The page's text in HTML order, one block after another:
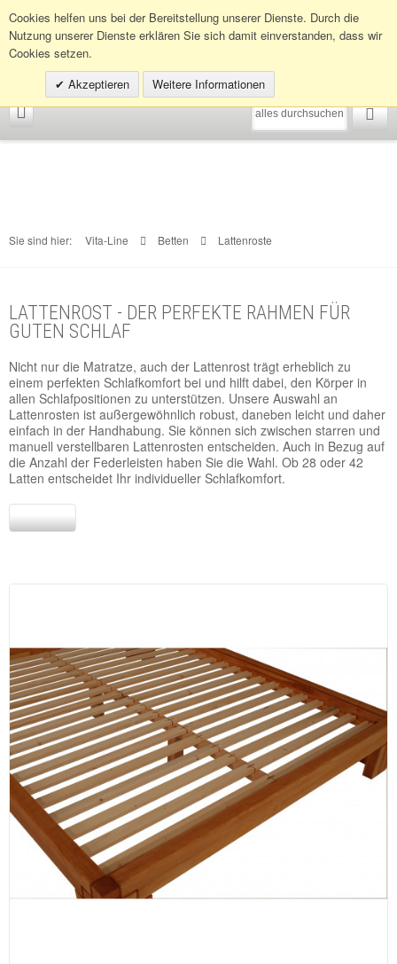
Cookies helfen uns bei der Bereitstellung unserer Dienste. Durch die
Nutzung unserer Dienste erklären Sie sich damit einverstanden, dass wir
Cookies setzen.
Akzeptieren
Weitere Informationen
Infohotline:0049 (0)30 398202080
Sie sind hier: Vita-Line Betten Lattenroste
LATTENROST - DER PERFEKTE RAHMEN FÜR
GUTEN SCHLAF
Nicht nur die Matratze, auch der Lattenrost trägt erheblich zu
einem perfekten Schlafkomfort bei und hilft dabei, den Körper in
allen Schlafpositionen zu unterstützen. Unsere Auswahl an
Lattenrosten ist außergewöhnlich robust, daneben leicht und daher
einfach in der Handhabung. Sie können sich zwischen starren und
manuell verstellbaren Lattenrosten entscheiden. Auch in Bezug auf
die Anzahl der Federleisten haben Sie die Wahl. Ob 28 oder 42
Latten entscheidet Ihr individueller Schlafkomfort.